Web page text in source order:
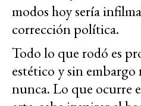
modos hoy sería
corrección política.
Todo lo que rodó es
estético y sin
nunca. Lo que ocurre